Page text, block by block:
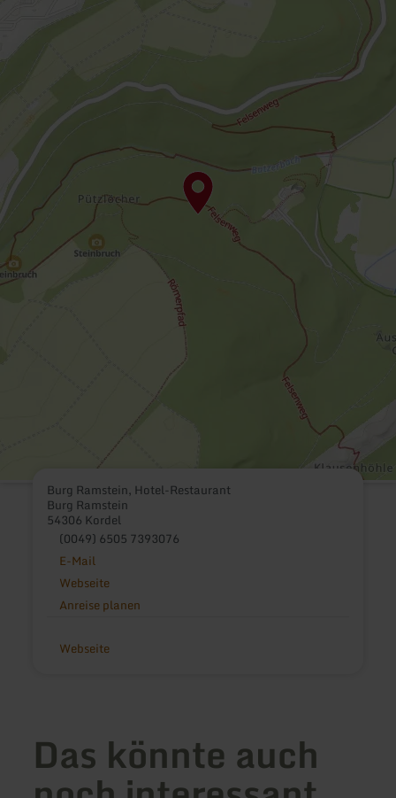
Burg Ramstein, Hotel-Restaurant
Burg Ramstein
54306 Kordel
(0049) 6505 7393076
E-Mail
Webseite
Anreise planen
Webseite
Das könnte auch